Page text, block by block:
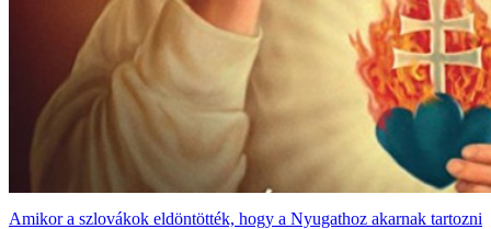
Amikor a szlovákok eldöntötték, hogy a Nyugathoz akarnak tartozni